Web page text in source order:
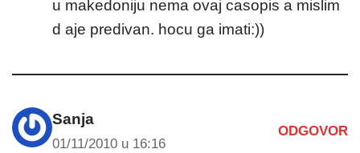
u makedoniju nema ovaj casopis a mislim
d aje predivan. hocu ga imati:))
Sanja
01/11/2010 u 16:16
ODGOVOR